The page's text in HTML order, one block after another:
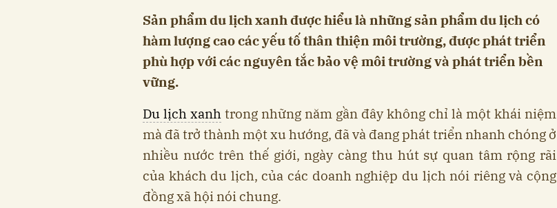
Sản phẩm du lịch xanh được hiểu là những sản phẩm du lịch có
hàm lượng cao các yếu tố thân thiện môi trường, được phát triển
phù hợp với các nguyên tắc bảo vệ môi trường và phát triển bền
vững.
Du lịch xanh trong những năm gần đây không chỉ là một khái niệm
mà đã trở thành một xu hướng, đã và đang phát triển nhanh chóng ở
nhiều nước trên thế giới, ngày càng thu hút sự quan tâm rộng rãi
của khách du lịch, của các doanh nghiệp du lịch nói riêng và cộng
đồng xã hội nói chung.